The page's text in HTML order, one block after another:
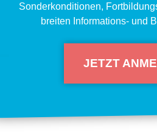
Son­der­kon­di­tio­nen,
brei­ten Infor­ma­ti­ons- und
JETZT